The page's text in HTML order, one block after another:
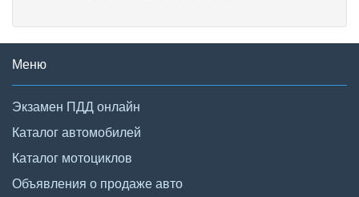
Меню
Экзамен ПДД онлайн
Каталог автомобилей
Каталог мотоциклов
Объявления о продаже авто